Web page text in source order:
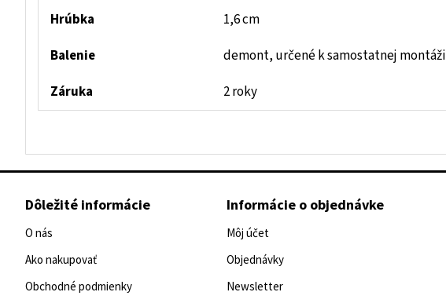
Hrúbka
1,6 cm
Balenie
demont, určené k samostatnej montáži
Záruka
2 roky
Dôležité informácie
O nás
Ako nakupovať
Obchodné podmienky
Informácie o objednávke
Môj účet
Objednávky
Newsletter